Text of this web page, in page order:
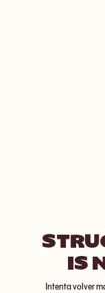
IS
Intenta volver